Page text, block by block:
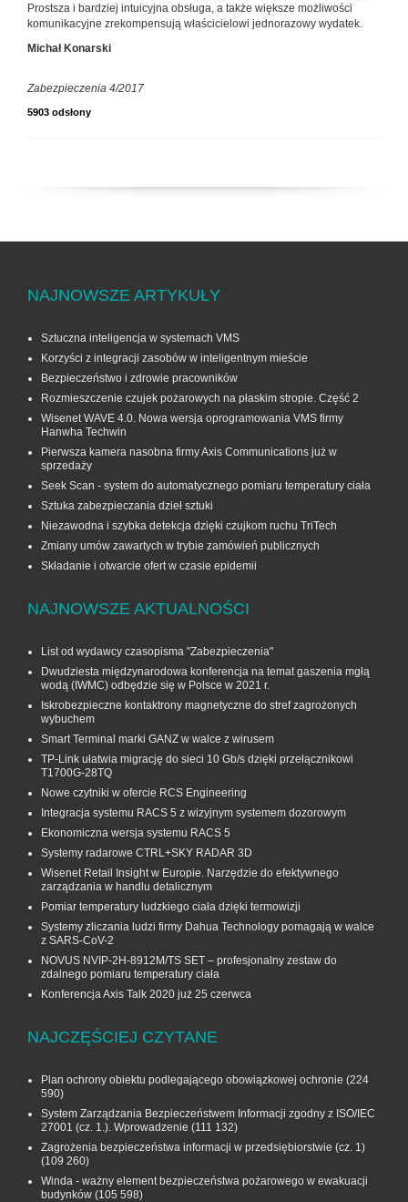
Prostsza i bardziej intuicyjna obsługa, a także większe możliwości
komunikacyjne zrekompensują właścicielowi jednorazowy wydatek.
Michał Konarski
Zabezpieczenia 4/2017
5903 odsłony
NAJNOWSZE ARTYKUŁY
Sztuczna inteligencja w systemach VMS
Korzyści z integracji zasobów w inteligentnym mieście
Bezpieczeństwo i zdrowie pracowników
Rozmieszczenie czujek pożarowych na płaskim stropie. Część 2
Wisenet WAVE 4.0. Nowa wersja oprogramowania VMS firmy
Hanwha Techwin
Pierwsza kamera nasobna firmy Axis Communications już w
sprzedaży
Seek Scan - system do automatycznego pomiaru temperatury ciała
Sztuka zabezpieczania dzieł sztuki
Niezawodna i szybka detekcja dzięki czujkom ruchu TriTech
Zmiany umów zawartych w trybie zamówień publicznych
Składanie i otwarcie ofert w czasie epidemii
NAJNOWSZE AKTUALNOŚCI
List od wydawcy czasopisma "Zabezpieczenia"
Dwudziesta międzynarodowa konferencja na temat gaszenia mgłą
wodą (IWMC) odbędzie się w Polsce w 2021 r.
Iskrobezpieczne kontaktrony magnetyczne do stref zagrożonych
wybuchem
Smart Terminal marki GANZ w walce z wirusem
TP-Link ułatwia migrację do sieci 10 Gb/s dzięki przełącznikowi
T1700G‑28TQ
Nowe czytniki w ofercie RCS Engineering
Integracja systemu RACS 5 z wizyjnym systemem dozorowym
Ekonomiczna wersja systemu RACS 5
Systemy radarowe CTRL+SKY RADAR 3D
Wisenet Retail Insight w Europie. Narzędzie do efektywnego
zarządzania w handlu detalicznym
Pomiar temperatury ludzkiego ciała dzięki termowizji
Systemy zliczania ludzi firmy Dahua Technology pomagają w walce
z SARS-CoV-2
NOVUS NVIP-2H-8912M/TS SET – profesjonalny zestaw do
zdalnego pomiaru temperatury ciała
Konferencja Axis Talk 2020 już 25 czerwca
NAJCZĘŚCIEJ CZYTANE
Plan ochrony obiektu podlegającego obowiązkowej ochronie (224
590)
System Zarządzania Bezpieczeństwem Informacji zgodny z ISO/IEC
27001 (cz. 1.). Wprowadzenie (111 132)
Zagrożenia bezpieczeństwa informacji w przedsiębiorstwie (cz. 1)
(109 260)
Winda - ważny element bezpieczeństwa pożarowego w ewakuacji
budynków (105 598)